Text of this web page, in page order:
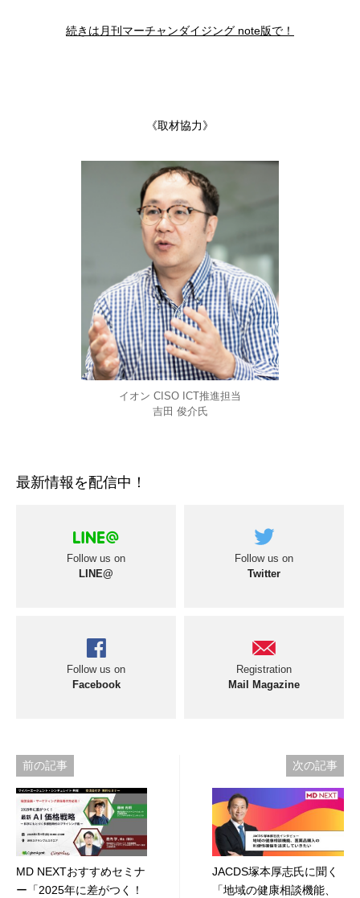
続きは月刊マーチャンダイジング note版で！
《取材協力》
イオン CISO ICT推進担当
吉田 俊介氏
最新情報を配信中！
Follow us on
LINE@
Follow us on
Twitter
Follow us on
Facebook
Registration
Mail Magazine
投
稿
ナ
ビ
ゲ
前の記事
MD NEXTおすすめセミナ
ー「2025年に差がつく！
次の記事
JACDS塚本厚志氏に聞く
「地域の健康相談機能、